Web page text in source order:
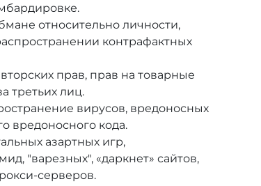
относительно личности,
контрафактных
прав, прав на товарные
третьих лиц.
вирусов, вредоносных
вредоносного кода.
азартных игр,
"варезных", «даркнет» сайтов,
серверов.